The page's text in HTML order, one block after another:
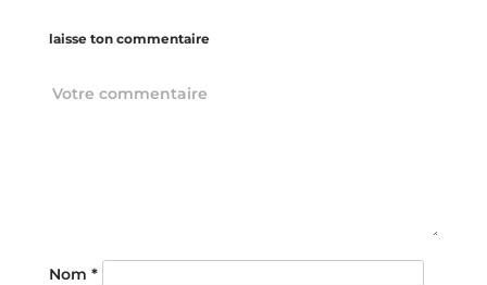
laisse ton commentaire
Nom *